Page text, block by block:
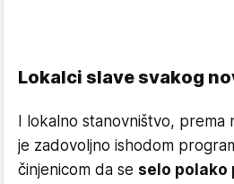
Lokalci slave svakog
I lokalno stanovništvo, prema
je zadovoljno ishodom
činjenicom da se selo polako